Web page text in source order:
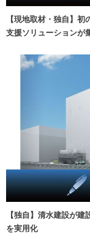
【現地取材・独自】
支援ソリューションが
【独自】清水建設が
を実用化